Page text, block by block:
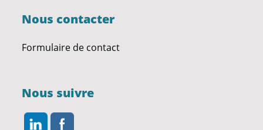
Nous contacter
Formulaire de contact
Nous suivre